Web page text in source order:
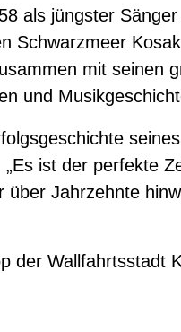
als jüngster
Schwarzmeer
mit seinen
und
ist der perfekte
Jahrzehnte
der Wallfahrtsstadt